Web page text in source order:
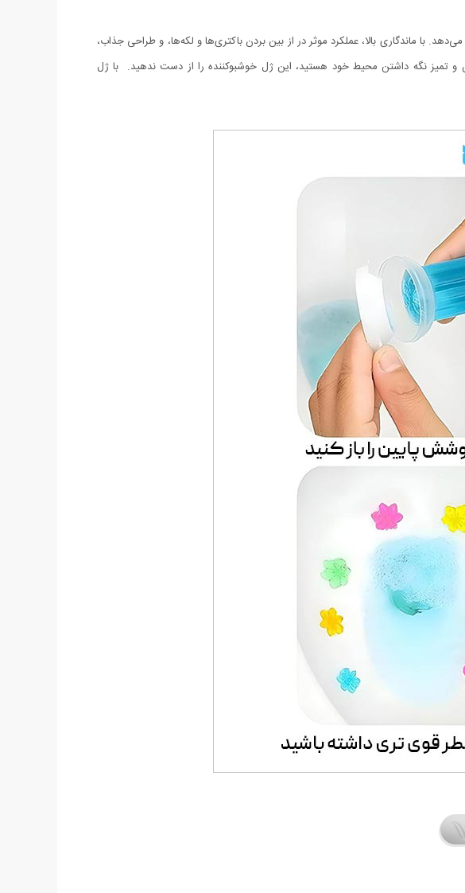
با ماندگاری بالا، عملکرد موثر در از بین بردن باکتری‌ها و لکه‌ها، و طراحی جذاب،
و تمیز نگه داشتن محیط خود هستید، این ژل خوشبوکننده را از دست ندهید. با ژل